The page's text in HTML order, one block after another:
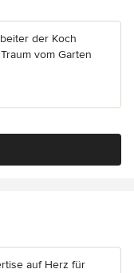
der Koch
vom Garten
auf Herz für